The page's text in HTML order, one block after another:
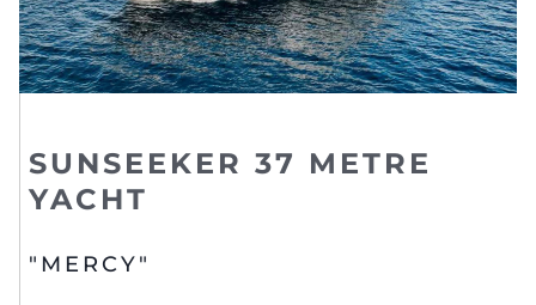
SUNSEEKER 37 METRE
YACHT
"MERCY"